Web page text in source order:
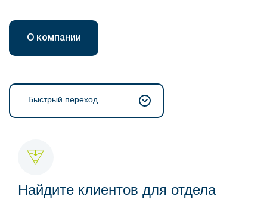
О компании
Быстрый переход
Найдите клиентов для отдела